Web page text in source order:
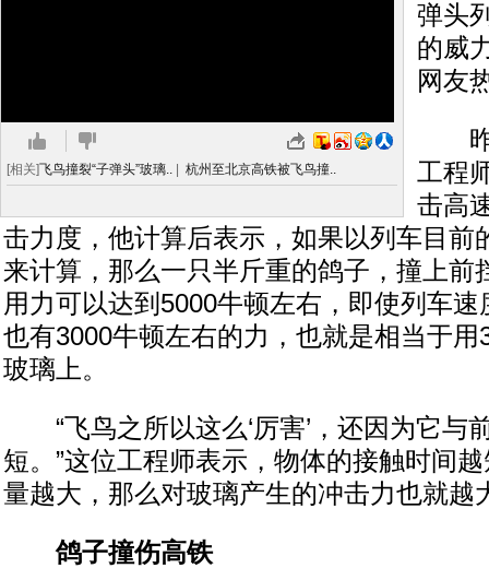
[相关]飞鸟撞裂“子弹头”玻璃.. 杭州至北京高铁被飞鸟撞..
弹头
的威
网友
昨
工程
击高
击力度，他计算后表示，如果以列车目前
来计算，那么一只半斤重的鸽子，撞上前
用力可以达到5000牛顿左右，即使列车
也有3000牛顿左右的力，也就是相当于
玻璃上。
“飞鸟之所以这么‘厉害’，还因为它与
短。”这位工程师表示，物体的接触时间
量越大，那么对玻璃产生的冲击力也就越
鸽子撞伤高铁